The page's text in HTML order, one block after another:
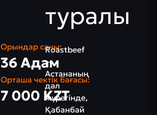
туралы
Roastbeef
—
Астананың
дәл
жүрегінде,
Қабанбай
Орындар саны:
36 Адам
Орташа чектік бағасы:
7 000 KZT